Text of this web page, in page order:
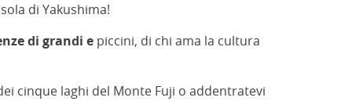
di Yakushima!
di grandi e piccini, di chi ama la cultura
cinque laghi del Monte Fuji o addentratevi